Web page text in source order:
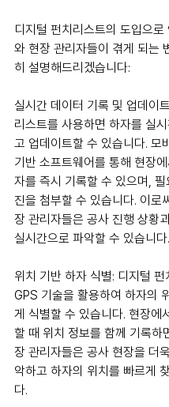
디지털 펀치리스트의 도입으로
와 현장 관리자들이 겪게 되는
히 설명해드리겠습니다:
실시간 데이터 기록 및 업데이
리스트를 사용하면 하자를 실
고 업데이트할 수 있습니다. 모
기반 소프트웨어를 통해 현장
자를 즉시 기록할 수 있으며,
진을 첨부할 수 있습니다. 이로
장 관리자들은 공사 진행 상황
실시간으로 파악할 수 있습니다.
위치 기반 하자 식별: 디지털 펀
GPS 기술을 활용하여 하자의
게 식별할 수 있습니다. 현장에
할 때 위치 정보를 함께 기록하
장 관리자들은 공사 현장을 더
악하고 하자의 위치를 빠르게
다.